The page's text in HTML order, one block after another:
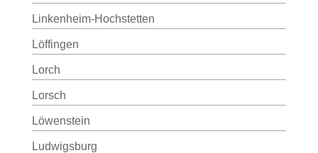
Linkenheim-Hochstetten
Löffingen
Lorch
Lorsch
Löwenstein
Ludwigsburg